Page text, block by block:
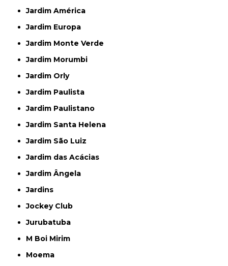
Jardim América
Jardim Europa
Jardim Monte Verde
Jardim Morumbi
Jardim Orly
Jardim Paulista
Jardim Paulistano
Jardim Santa Helena
Jardim São Luiz
Jardim das Acácias
Jardim Ângela
Jardins
Jockey Club
Jurubatuba
M Boi Mirim
Moema